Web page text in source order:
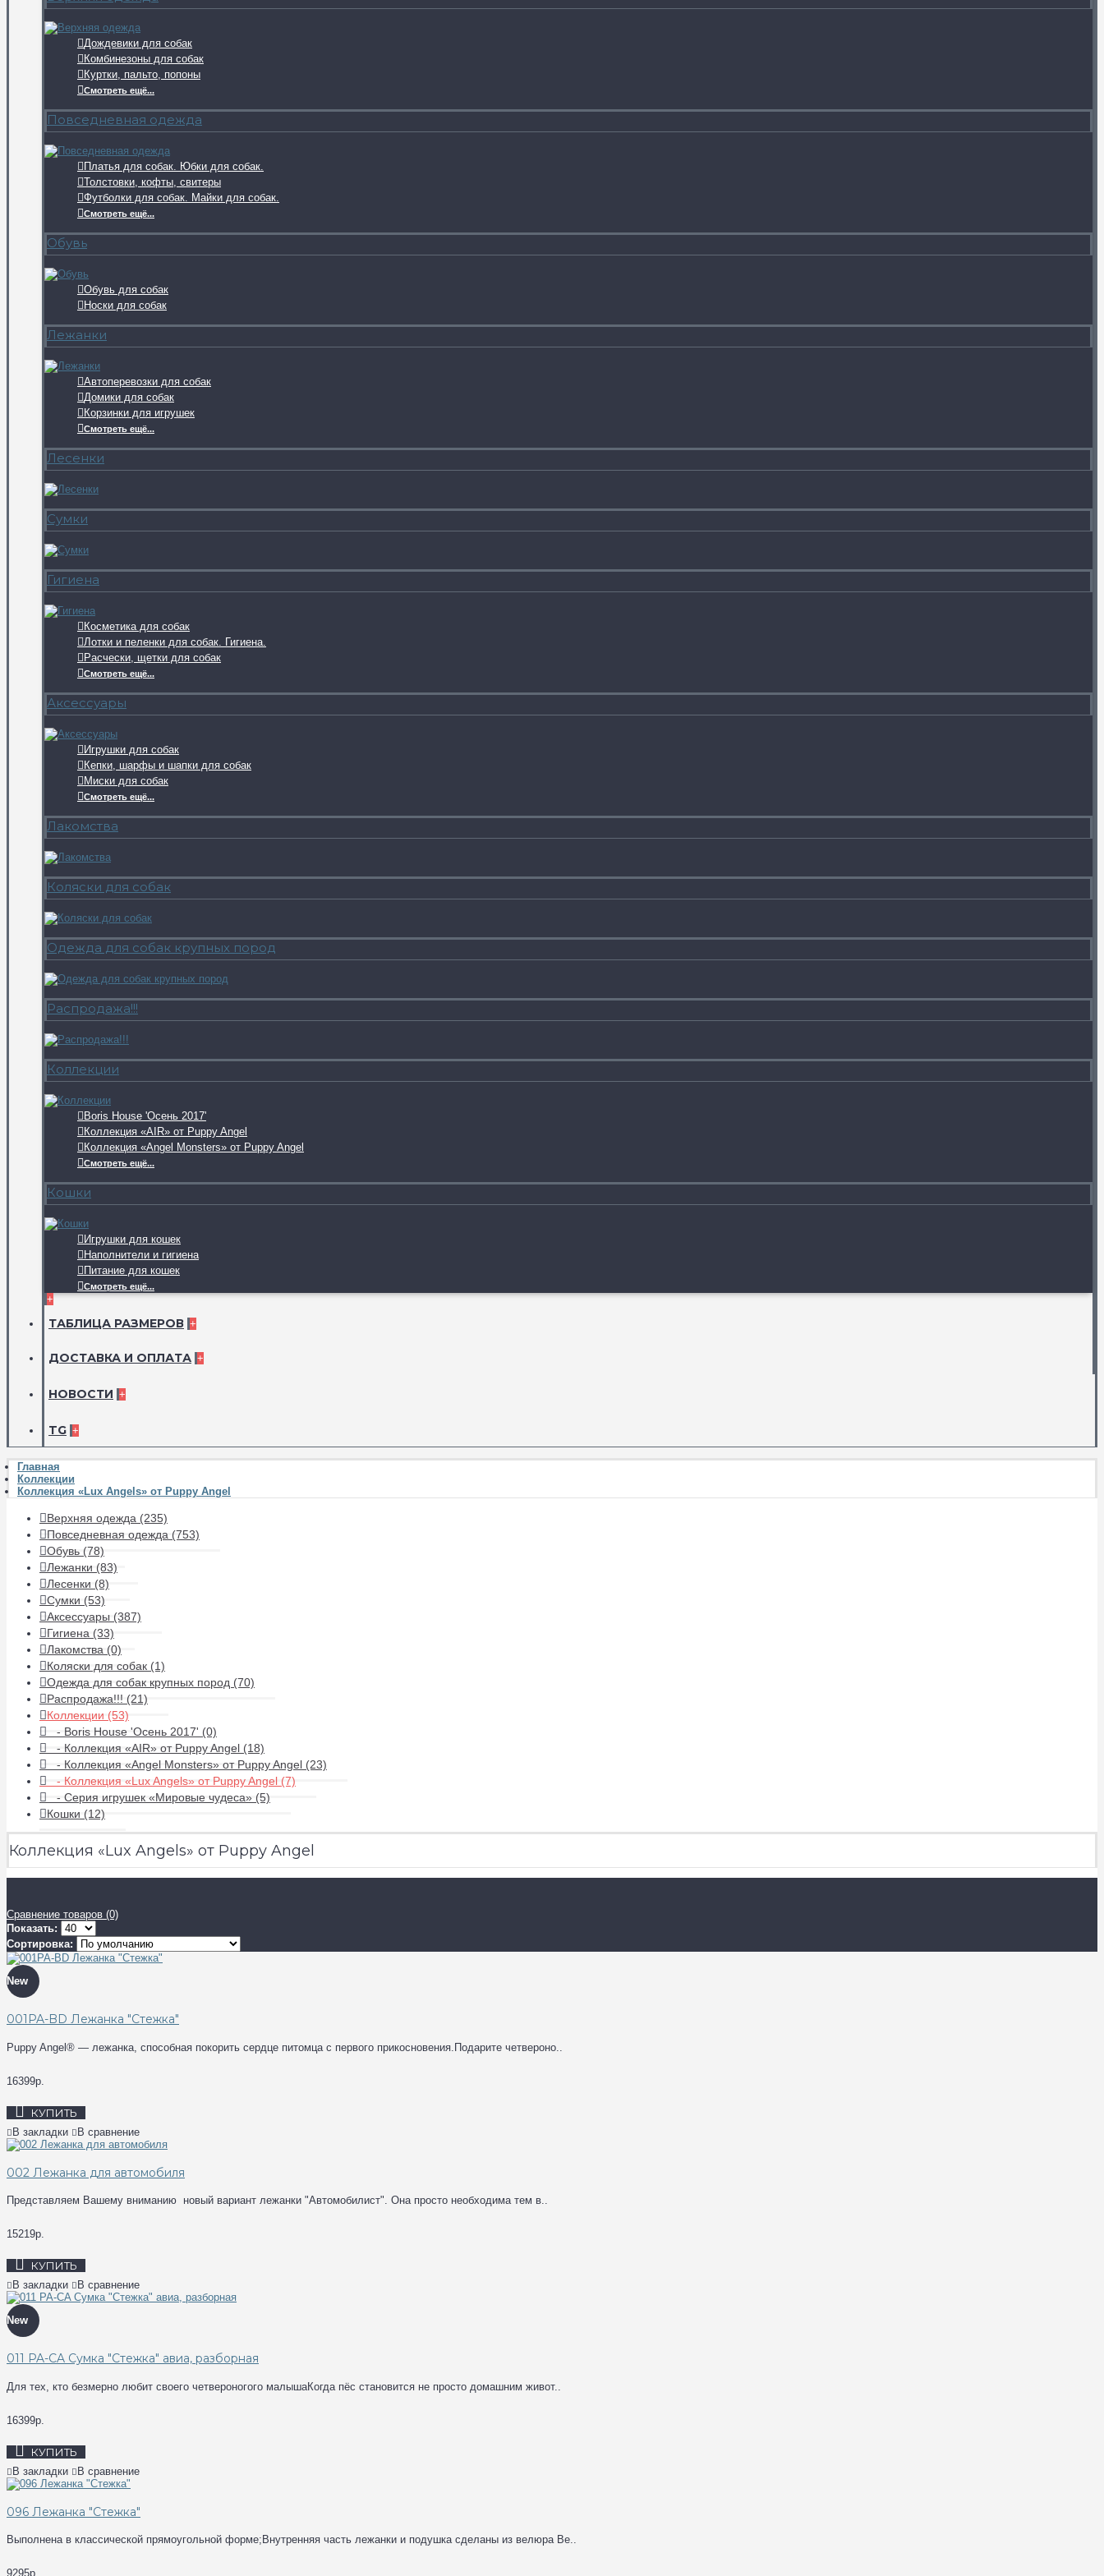
Дождевики для собак
Комбинезоны для собак
Куртки, пальто, попоны
Смотреть ещё...
Повседневная одежда
Платья для собак. Юбки для собак.
Толстовки, кофты, свитеры
Футболки для собак. Майки для собак.
Смотреть ещё...
Обувь
Обувь для собак
Носки для собак
Лежанки
Автоперевозки для собак
Домики для собак
Корзинки для игрушек
Смотреть ещё...
Лесенки
Сумки
Гигиена
Косметика для собак
Лотки и пеленки для собак. Гигиена.
Расчески, щетки для собак
Смотреть ещё...
Аксессуары
Игрушки для собак
Кепки, шарфы и шапки для собак
Миски для собак
Смотреть ещё...
Лакомства
Коляски для собак
Одежда для собак крупных пород
Распродажа!!!
Коллекции
Boris House 'Осень 2017'
Коллекция «AIR» от Puppy Angel
Коллекция «Angel Monsters» от Puppy Angel
Смотреть ещё...
Кошки
Игрушки для кошек
Наполнители и гигиена
Питание для кошек
Смотреть ещё...
+
ТАБЛИЦА РАЗМЕРОВ +
ДОСТАВКА И ОПЛАТА +
НОВОСТИ +
TG +
Главная
Коллекции
Коллекция «Lux Angels» от Puppy Angel
Верхняя одежда (235)
Повседневная одежда (753)
Обувь (78)
Лежанки (83)
Лесенки (8)
Сумки (53)
Аксессуары (387)
Гигиена (33)
Лакомства (0)
Коляски для собак (1)
Одежда для собак крупных пород (70)
Распродажа!!! (21)
Коллекции (53)
- Boris House 'Осень 2017' (0)
- Коллекция «AIR» от Puppy Angel (18)
- Коллекция «Angel Monsters» от Puppy Angel (23)
- Коллекция «Lux Angels» от Puppy Angel (7)
- Серия игрушек «Мировые чудеса» (5)
Кошки (12)
Коллекция «Lux Angels» от Puppy Angel
Сравнение товаров (0)
Показать:
Сортировка:
New
001PA-BD Лежанка "Стежка"
Puppy Angel® — лежанка, способная покорить сердце питомца с первого прикосновения.Подарите четвероно..
16399р.
КУПИТЬ
В закладки В сравнение
002 Лежанка для автомобиля
Представляем Вашему вниманию новый вариант лежанки "Автомобилист". Она просто необходима тем в..
15219р.
КУПИТЬ
В закладки В сравнение
New
011 PA-CA Сумка "Стежка" авиа, разборная
Для тех, кто безмерно любит своего четвероногого малышаКогда пёс становится не просто домашним живот..
16399р.
КУПИТЬ
В закладки В сравнение
096 Лежанка "Стежка"
Выполнена в классической прямоугольной форме;Внутренняя часть лежанки и подушка сделаны из велюра Ве..
9295р.